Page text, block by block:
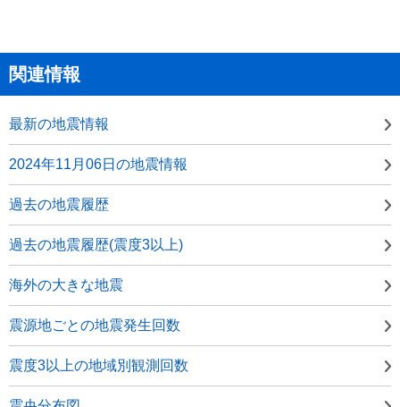
関連情報
最新の地震情報
2024年11月06日の地震情報
過去の地震履歴
過去の地震履歴(震度3以上)
海外の大きな地震
震源地ごとの地震発生回数
震度3以上の地域別観測回数